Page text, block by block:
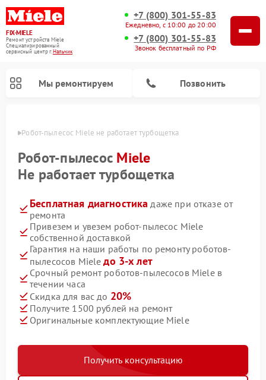
FIX-MIELE
Ремонт устройств Miele
Специализированный
cервисный центр г.Нальчик
+7 (800) 301-55-83
Ежедневно, с 10:00 до 20:00
+7 (800) 301-55-83
Звонок бесплатный по РФ
Мы ремонтируем Позвонить
Робот-пылесос Miele не работает турбощетка
Робот-пылесос Miele
Не работает турбощетка
Бесплатная диагностика даже при отказе от
ремонта
Привезем и увезем робот-пылесос Miele
собственной доставкой
Гарантия на наши работы по ремонту роботов-
пылесосов Mieleдо 3-х лет
Срочный ремонт роботов-пылесосов Miele в
течении часа
Скидка для вас до 20%
Получите 1500 рублей на ремонт
Оригинальные комплектующие Miele
Получить консультацию